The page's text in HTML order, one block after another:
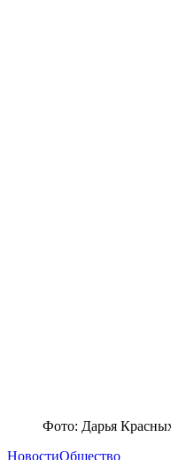
Фото: Дарья
НовостиОбщество